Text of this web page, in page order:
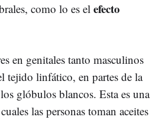
como lo es el efecto
en genitales tanto masculinos
tejido linfático, en partes de la
glóbulos blancos. Esta es una
las personas toman aceites